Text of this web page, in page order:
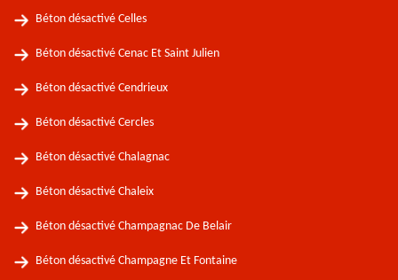
Béton désactivé Celles
Béton désactivé Cenac Et Saint Julien
Béton désactivé Cendrieux
Béton désactivé Cercles
Béton désactivé Chalagnac
Béton désactivé Chaleix
Béton désactivé Champagnac De Belair
Béton désactivé Champagne Et Fontaine